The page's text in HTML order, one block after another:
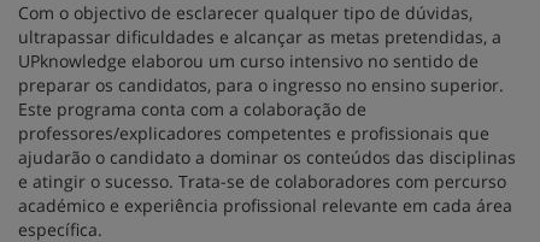
Com o objectivo de esclarecer qualquer tipo de dúvidas,
ultrapassar dificuldades e alcançar as metas pretendidas, a
UPknowledge elaborou um curso intensivo no sentido de
preparar os candidatos, para o ingresso no ensino superior.
Este programa conta com a colaboração de
professores/explicadores competentes e profissionais que
ajudarão o candidato a dominar os conteúdos das disciplinas
e atingir o sucesso. Trata-se de colaboradores com percurso
académico e experiência profissional relevante em cada área
específica.